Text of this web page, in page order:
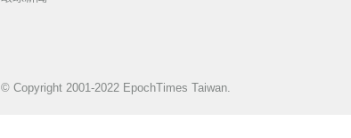
© Copyright 2001-2022 EpochTimes Taiwan.